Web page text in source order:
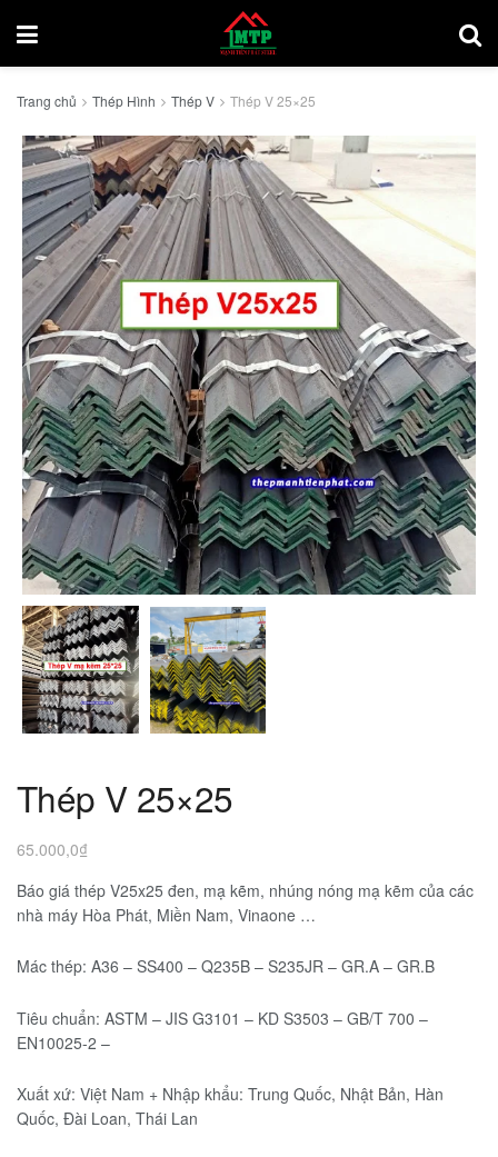
Trang chủ Thép Hình Thép V Thép V 25×25
Thép V 25×25
65.000,0₫
Báo giá thép V25x25 đen, mạ kẽm, nhúng nóng mạ kẽm của các
nhà máy Hòa Phát, Miền Nam, Vinaone …
Mác thép: A36 – SS400 – Q235B – S235JR – GR.A – GR.B
Tiêu chuẩn: ASTM – JIS G3101 – KD S3503 – GB/T 700 –
EN10025-2 –
Xuất xứ: Việt Nam + Nhập khẩu: Trung Quốc, Nhật Bản, Hàn
Quốc, Đài Loan, Thái Lan